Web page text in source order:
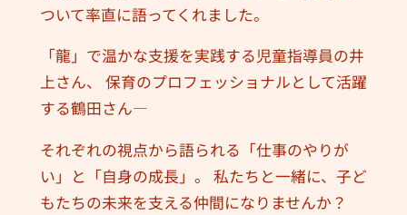
ついて率直に語ってくれました。
「龍」で温かな支援を実践する児童指導員の井
上さん、 保育のプロフェッショナルとして活躍
する鶴田さん―
それぞれの視点から語られる「仕事のやりが
い」と「自身の成長」。 私たちと一緒に、子ど
もたちの未来を支える仲間になりませんか？